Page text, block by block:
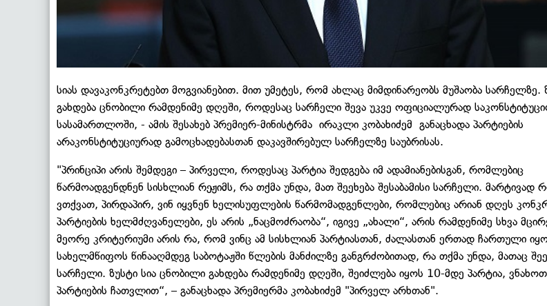
სიას დავაკონკრეტებთ მოგვიანებით. მით უმეტეს, რომ ახლაც მიმდინარეობს მუშაობა სარჩელზე.
გახდება ცნობილი რამდენიმე დღეში, როდესაც სარჩელი შევა უკვე ოფიციალურად
სასამართლოში, - ამის შესახებ პრემიერ-მინისტრმა ირაკლი კობახიძემ განაცხადა პარტიების
არაკონსტიტუციურად გამოცხადებასთან დაკავშირებულ სარჩელზე საუბრისას.
"პრინციპი არის შემდეგი – პირველი, როდესაც პარტია შედგება იმ ადამიანებისგან, რომლებიც
წარმოადგენდნენ სისხლიან რეჟიმს, რა თქმა უნდა, მათ შეეხება შესაბამისი სარჩელი. მარტივად
ვთქვათ, პირდაპირ, ვინ იყვნენ ხელისუფლების წარმომადგენლები, რომლებიც არიან დღეს
პარტიების ხელმძღვანელები, ეს არის „ნაცმოძრაობა“, იგივე „ახალი“, არის რამდენიმე სხვა
მეორე კრიტერიუმი არის რა, რომ ვინც ამ სისხლიან პარტიასთან, ძალასთან ერთად ჩართული
სახელმწიფოს წინააღმდეგ საბოტაჟში წლების მანძილზე განგრძობითად, რა თქმა უნდა, მათაც
სარჩელი. ზუსტი სია ცნობილი გახდება რამდენიმე დღეში, შეიძლება იყოს 10-მდე პარტია,
პარტიების ჩათვლით“, – განაცხადა პრემიერმა კობახიძემ "პირველ არხთან".